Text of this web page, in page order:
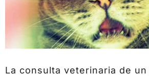
La consulta veterinaria de